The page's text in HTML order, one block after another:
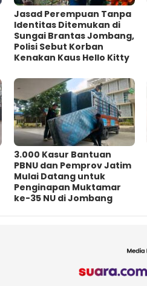
Jasad Perempuan Tanpa
Identitas Ditemukan di
Sungai Brantas Jombang,
Polisi Sebut Korban
Kenakan Kaus Hello Kitty
3.000 Kasur Bantuan
PBNU dan Pemprov Jatim
Mulai Datang untuk
Penginapan Muktamar
ke-35 NU di Jombang